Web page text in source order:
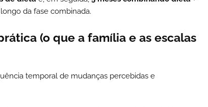
da fase combinada.
(o que a família e as escalas
temporal de mudanças percebidas e